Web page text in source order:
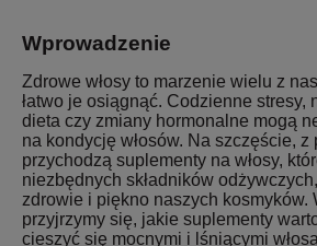
Wprowadzenie
Zdrowe włosy to marzenie wielu z
łatwo je osiągnąć. Codzienne stresy,
dieta czy zmiany hormonalne mogą
na kondycję włosów. Na szczęście, z
przychodzą suplementy na włosy,
niezbędnych składników
zdrowie i piękno naszych kosmyków.
przyjrzymy się, jakie suplementy
cieszyć się mocnymi i lśniącymi